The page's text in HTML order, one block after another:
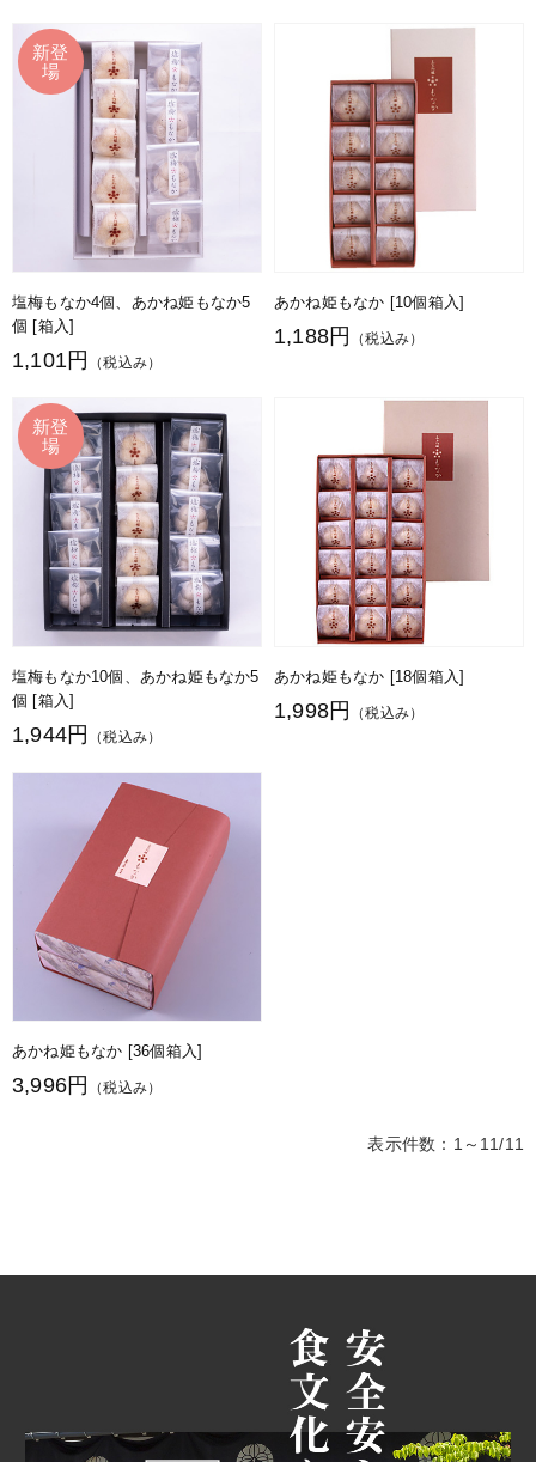
塩梅もなか4個、あかね姫もなか5
個 [箱入]
1,101円 （税込み）
あかね姫もなか [10個箱入]
1,188円 （税込み）
塩梅もなか10個、あかね姫もなか5
個 [箱入]
1,944円 （税込み）
あかね姫もなか [18個箱入]
1,998円 （税込み）
あかね姫もなか [36個箱入]
3,996円 （税込み）
表示件数：1～11/11